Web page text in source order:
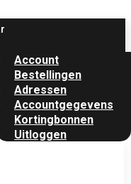
Account
Bestellingen
Adressen
Accountgegevens
Kortingbonnen
Uitloggen